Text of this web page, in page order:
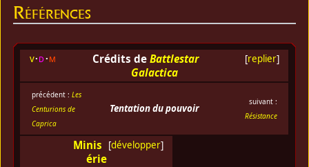
Références
[replier]
v d m Crédits de Battlestar
Galactica
précédent : Les
Centurions de
Caprica
Tentation du pouvoir
suivant :
Résistance
[développer]
Minis
érie